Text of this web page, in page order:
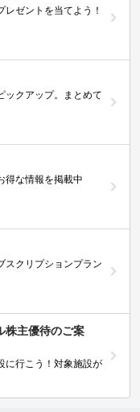
ゼントを当てよう！
ックアップ。まとめて
得な情報を掲載中
スクリプションプラン
株主優待のご案
に行こう！対象施設が